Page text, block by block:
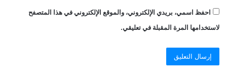
احفظ اسمي، بريدي الإلكتروني، والموقع الإلكتروني في هذا المتصفح
لاستخدامها المرة المقبلة في تعليقي.